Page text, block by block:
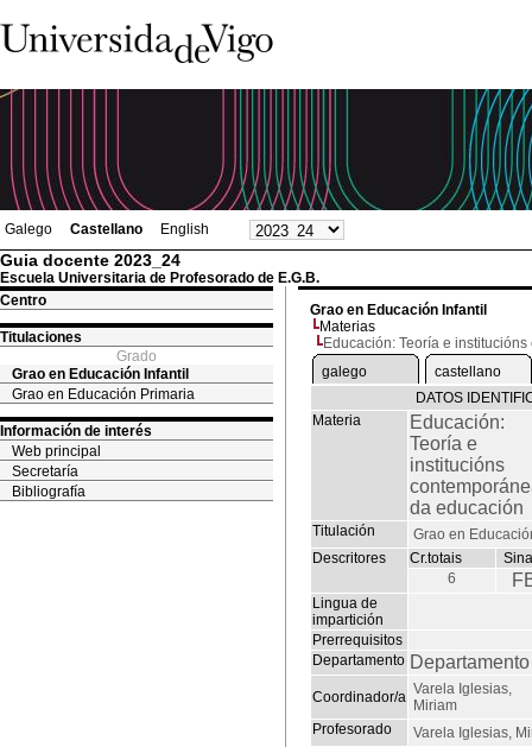
Galego Castellano English
Guia docente 2023_24
Escuela Universitaria de Profesorado de E.G.B.
Centro
Titulaciones
Grado
Grao en Educación Infantil
Grao en Educación Primaria
Información de interés
Web principal
Secretaría
Bibliografía
Grao en Educación Infantil
Materias
Educación: Teoría e
galego
castellano
DATOS
Materia
Educación:
Teoría e
institucións
da educación
Titulación
Grao en
Descritores
Cr.totais
6
Lingua de
impartición
Prerrequisitos
Departamento
Coordinador/a Varela Iglesias,
Miriam
Profesorado
Varela Iglesias,